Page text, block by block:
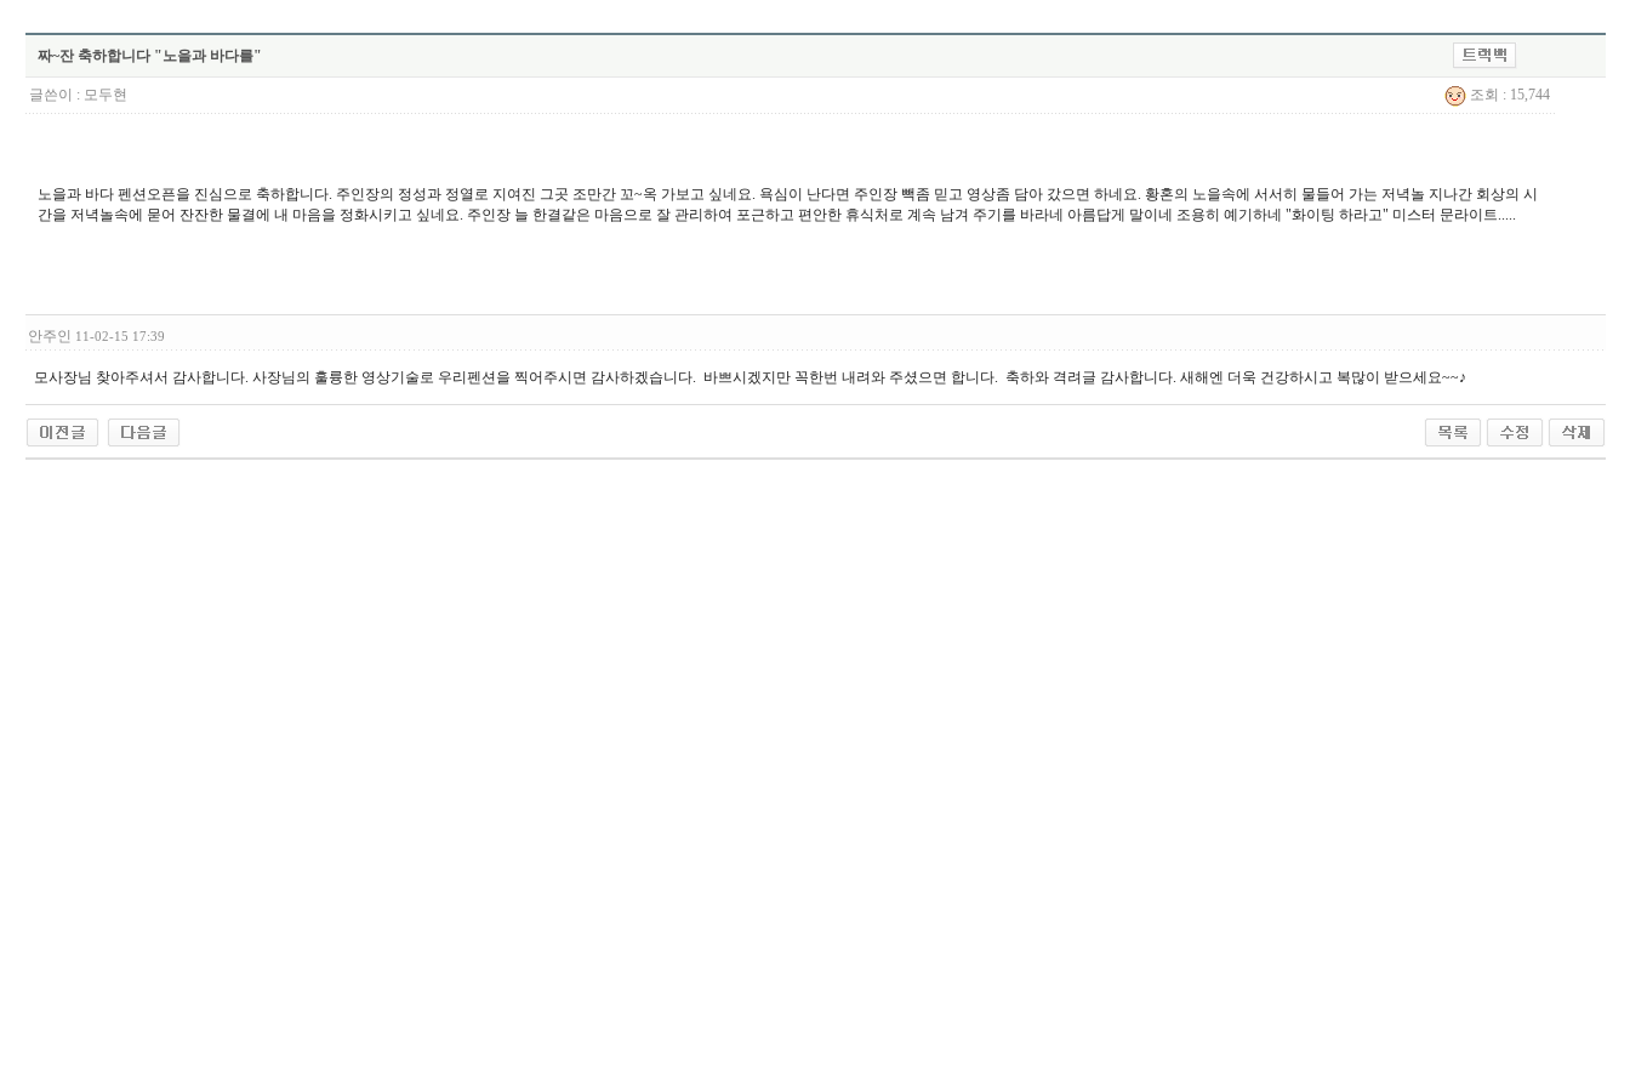
짜~잔 축하합니다 "노을과 바다를"
글쓴이 : 모두현 조회 : 15,744
노을과 바다 펜션오픈을 진심으로 축하합니다. 주인장의 정성과 정열로 지여진 그곳 조만간 꼬~옥 가보고 싶네요. 욕심이 난다면 주인장 빽좀 믿고 영상좀 담아 갔으면 하네요. 황혼의 노을속에 서서히 물들어 가는 저녁놀 지나간 회상의 시
간을 저녁놀속에 묻어 잔잔한 물결에 내 마음을 정화시키고 싶네요. 주인장 늘 한결같은 마음으로 잘 관리하여 포근하고 편안한 휴식처로 계속 남겨 주기를 바라네 아름답게 말이네 조용히 예기하네 "화이팅 하라고" 미스터 문라이트.....
안주인 11-02-15 17:39
모사장님 찾아주셔서 감사합니다. 사장님의 훌륭한 영상기술로 우리펜션을 찍어주시면 감사하겠습니다. 바쁘시겠지만 꼭한번 내려와 주셨으면 합니다. 축하와 격려글 감사합니다. 새해엔 더욱 건강하시고 복많이 받으세요~~♪